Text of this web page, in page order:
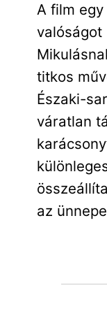
A film
valóságot
titkos
Északi-
váratlan
az